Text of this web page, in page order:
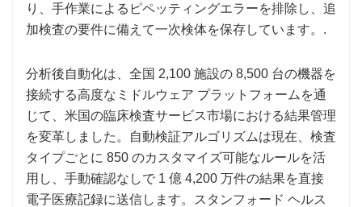
り、手作業によるピペッティングエラーを排除し、追
加検査の要件に備えて一次検体を保存しています。.
分析後自動化は、全国 2,100 施設の 8,500 台の機器を
接続する高度なミドルウェア プラットフォームを通
じて、米国の臨床検査サービス市場における結果管理
を変革しました。自動検証アルゴリズムは現在、検査
タイプごとに 850 のカスタマイズ可能なルールを活
用し、手動確認なしで 1 億 4,200 万件の結果を直接
電子医療記録に送信します。スタンフォード ヘルス